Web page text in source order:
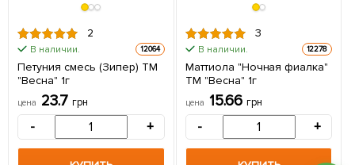
2
В наличии. 12064
Петуния смесь (Зипер) ТМ
"Весна" 1г
цена 23.7 грн
- +
3
В наличии. 12278
Маттиола "Ночная фиалка"
ТМ "Весна" 1г
цена 15.66 грн
- +
Телеграм
Вайбер
Інстаграм
Онлайн чат